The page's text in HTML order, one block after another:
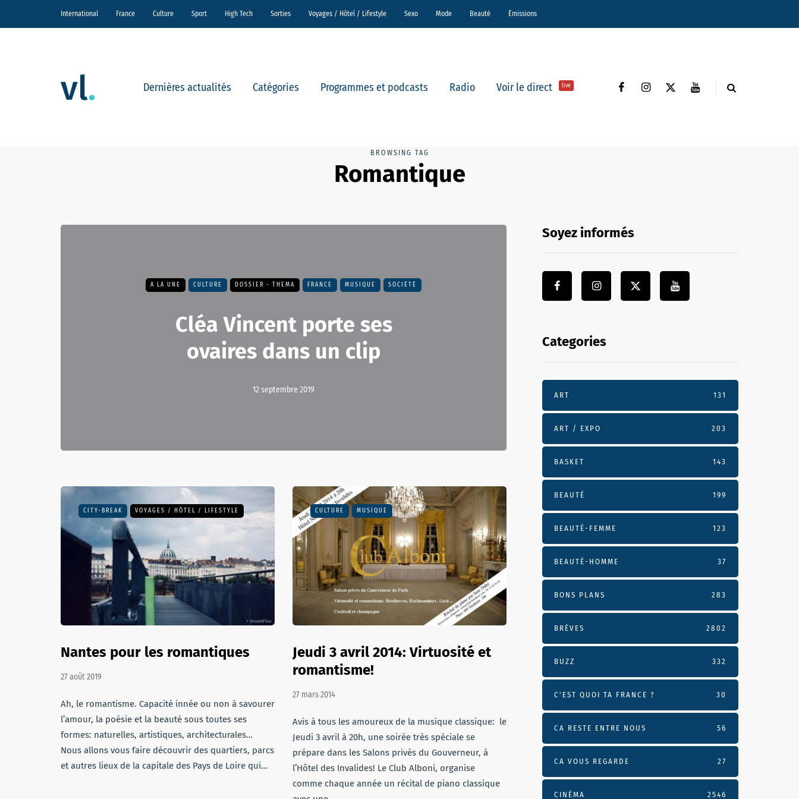
International France Culture Sport High Tech Sorties Voyages / Hôtel / Lifestyle Sexo Mode Beauté Émissions
Dernières actualités Catégories Programmes et podcasts Radio Voir le direct live
BROWSING TAG
Romantique
A LA UNE CULTURE DOSSIER - THEMA FRANCE MUSIQUE SOCIÉTÉ
Cléa Vincent porte ses
ovaires dans un clip
12 septembre 2019
CITY-BREAK VOYAGES / HÔTEL / LIFESTYLE
Nantes pour les romantiques
27 août 2019
Ah, le romantisme. Capacité innée ou non à savourer
l’amour, la poésie et la beauté sous toutes ses
formes: naturelles, artistiques, architecturales…
Nous allons vous faire découvrir des quartiers, parcs
et autres lieux de la capitale des Pays de Loire qui…
CULTURE MUSIQUE
Jeudi 3 avril 2014: Virtuosité et
romantisme!
27 mars 2014
Avis à tous les amoureux de la musique classique: le
Jeudi 3 avril à 20h, une soirée très spéciale se
prépare dans les Salons privés du Gouverneur, à
l’Hôtel des Invalides! Le Club Alboni, organise
comme chaque année un récital de piano classique
Soyez informés
Categories
ART 131
ART / EXPO 203
BASKET 143
BEAUTÉ 199
BEAUTÉ-FEMME 123
BEAUTÉ-HOMME 37
BONS PLANS 283
BRÈVES 2802
BUZZ 332
C'EST QUOI TA FRANCE ? 30
CA RESTE ENTRE NOUS 56
CA VOUS REGARDE 27
CINÉMA 2546